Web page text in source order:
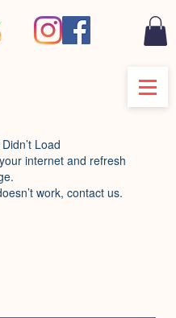
Load
internet and refresh
work, contact us.